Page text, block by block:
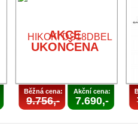
AKCE
UKONČENA
Běžná cena:
9.756,-
Akční cena:
7.690,-